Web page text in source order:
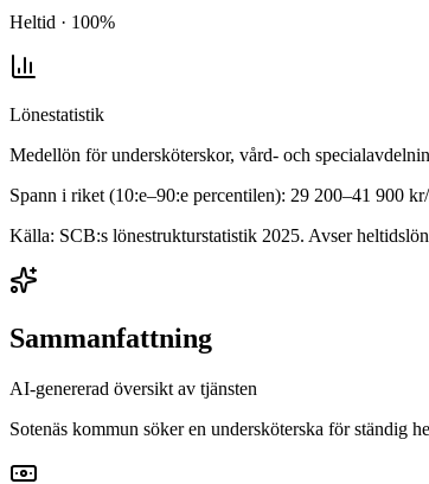
Heltid · 100%
Lönestatistik
Medellön förundersköterskor, vård- och
Spann i riket (10:e–90:e percentilen): 29 200–41 900
Källa: SCB:s lönestrukturstatistik 2025. Avser
Sammanfattning
AI-genererad översikt av tjänsten
Sotenäs kommun söker en undersköterska för ständig